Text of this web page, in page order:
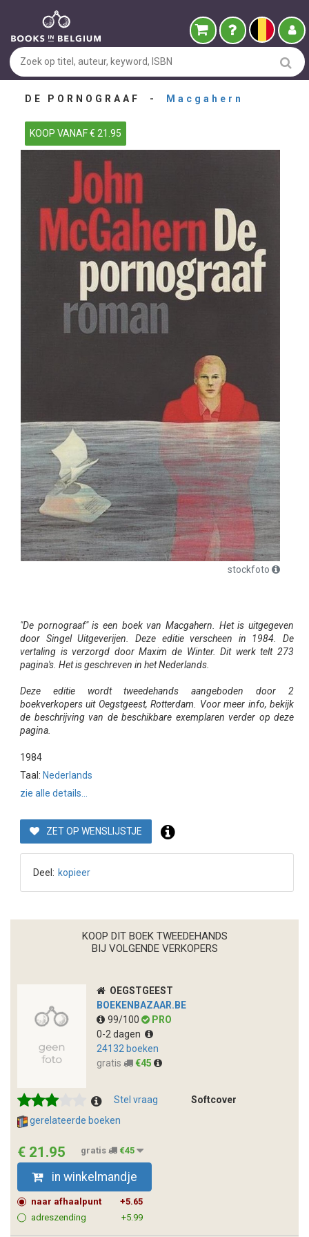
DE PORNOGRAAF - Macgahern
KOOP VANAF € 21.95
stockfoto
"De pornograaf" is een boek van Macgahern. Het is uitgegeven
door Singel Uitgeverijen. Deze editie verscheen in 1984. De
vertaling is verzorgd door Maxim de Winter. Dit werk telt 273
pagina's. Het is geschreven in het Nederlands.
Deze editie wordt tweedehands aangeboden door 2
boekverkopers uit Oegstgeest, Rotterdam. Voor meer info, bekijk
de beschrijving van de beschikbare exemplaren verder op deze
pagina.
1984
Taal: Nederlands
zie alle details...
ZET OP WENSLIJSTJE
Deel: kopieer
KOOP DIT BOEK TWEEDEHANDS
BIJ VOLGENDE VERKOPERS
OEGSTGEEST
BOEKENBAZAAR.BE
99/100
PRO
0-2 dagen
24132 boeken
gratis
€45
Stel vraag
Softcover
gerelateerde boeken
€ 21.95 gratis €45
in winkelmandje
naar afhaalpunt
+5.65
adreszending
+5.99